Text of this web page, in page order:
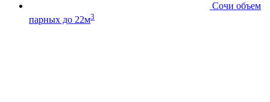
Сочи объем
парных до 22м3